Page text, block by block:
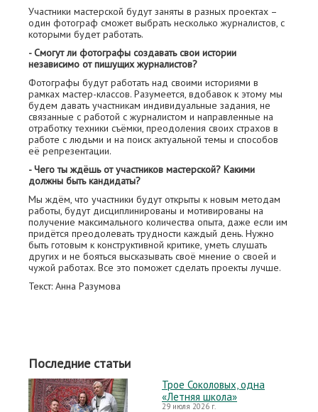
Участники мастерской будут заняты в разных проектах –
один фотограф сможет выбрать несколько журналистов, с
которыми будет работать.
- Смогут ли фотографы создавать свои истории
независимо от пишущих журналистов?
Фотографы будут работать над своими историями в
рамках мастер-классов. Разумеется, вдобавок к этому мы
будем давать участникам индивидуальные задания, не
связанные с работой с журналистом и направленные на
отработку техники съёмки, преодоления своих страхов в
работе с людьми и на поиск актуальной темы и способов
её репрезентации.
- Чего ты ждёшь от участников мастерской? Какими
должны быть кандидаты?
Мы ждём, что участники будут открыты к новым методам
работы, будут дисциплинированы и мотивированы на
получение максимального количества опыта, даже если им
придётся преодолевать трудности каждый день. Нужно
быть готовым к конструктивной критике, уметь слушать
других и не бояться высказывать своё мнение о своей и
чужой работах. Все это поможет сделать проекты лучше.
Текст: Анна Разумова
Последние статьи
Трое Соколовых, одна
«Летняя школа»
29 июля 2026 г.